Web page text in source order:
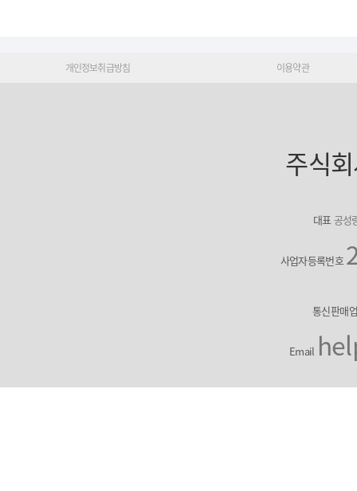
개인정보취급방침 이용약관
주식
대표공성
사업자등록번호
통신판매업
Email